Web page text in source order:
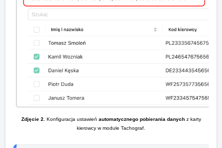
Zdjęcie 2.Konfiguracja ustawień automatycznego pobierania danychz karty
kierowcy w module Tachograf.